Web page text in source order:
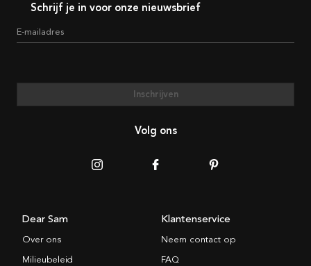
Schrijf je in voor onze nieuwsbrief
E-mailadres
Inschrijven
Volg ons
Dear Sam
Over ons
Milieubeleid
Klantenservice
Neem contact op
FAQ